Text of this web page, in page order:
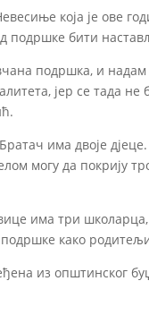
која је ове
подршке бити
подршка, и надам
јер се тада
има двоје
могу да покрију
има три
како
из општинског